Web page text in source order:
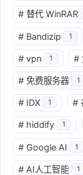
# 替代 WinRAR
# Bandizip 1
# vpn 1 #
# 免费服务器 1
# IDX 1 #
# hiddify 1
# Google AI 1
# AI人工智能 1